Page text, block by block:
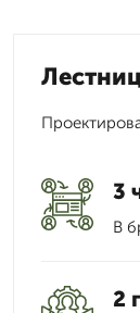
3
В
2